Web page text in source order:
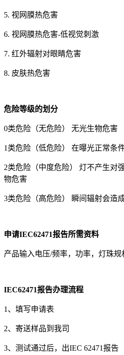
5. 视网膜热危害
6. 视网膜热危害-低视觉刺激
7. 红外辐射对眼睛危害
8. 皮肤热危害
危险等级的划分
0类危险（无危险） 无光生物危害
1类危险（低危险） 在曝光正常条
2类危险（中度危险） 灯不产生对
物危害
3类危险（高危险） 瞬间辐射会造
申请IEC62471报告所需资料
产品输入电压/频率，功率，灯珠规
IEC62471报告办理流程
1、填写申请表
2、寄送样品到我司
3、测试通过后，出IEC 62471报告